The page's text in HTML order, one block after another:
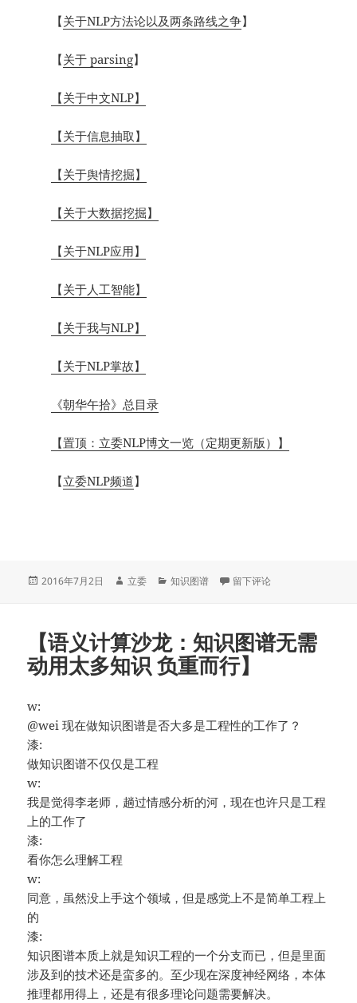
【关于NLP方法论以及两条路线之争】
【关于 parsing】
【关于中文NLP】
【关于信息抽取】
【关于舆情挖掘】
【关于大数据挖掘】
【关于NLP应用】
【关于人工智能】
【关于我与NLP】
【关于NLP掌故】
《朝华午拾》总目录
【置顶：立委NLP博文一览（定期更新版）】
【立委NLP频道】
发
2016年7月2日
作
立委
分
知识图谱 于【关于知识图谱】
留下评论
【语义计算沙龙：知识图谱无需
动用太多知识 负重而行】
w:
@wei 现在做知识图谱是否大多是工程性的工作了？
漆:
做知识图谱不仅仅是工程
w:
我是觉得李老师，趟过情感分析的河，现在也许只是工程
上的工作了
漆:
看你怎么理解工程
w:
同意，虽然没上手这个领域，但是感觉上不是简单工程上
的
漆:
知识图谱本质上就是知识工程的一个分支而已，但是里面
涉及到的技术还是蛮多的。至少现在深度神经网络，本体
推理都用得上，还是有很多理论问题需要解决。